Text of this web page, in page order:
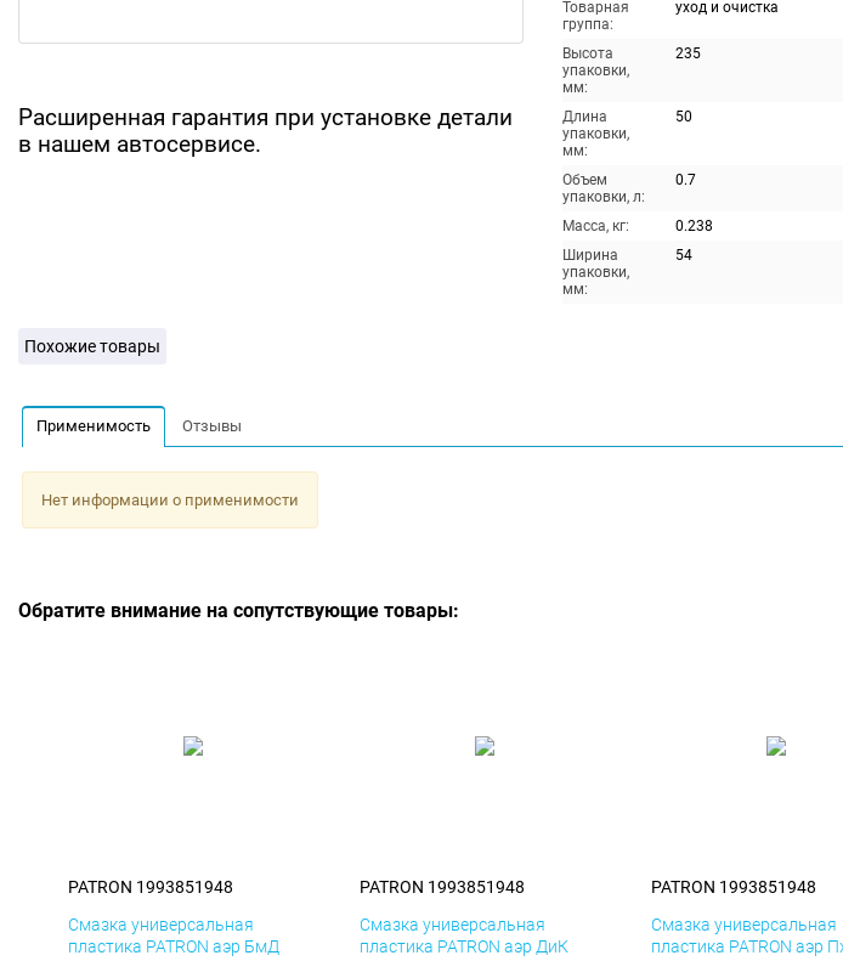
Расширенная гарантия при установке детали
в нашем автосервисе.
Товарная
группа:
уход и очистка
Высота
упаковки,
мм:
235
Длина
упаковки,
мм:
50
Объем
упаковки, л:
0.7
Масса, кг:
0.238
Ширина
упаковки,
мм:
54
Похожие товары
Применимость Отзывы
Нет информации о применимости
Обратите внимание на сопутствующие товары:
PATRON 1993851948
Смазка универсальная
пластика PATRON аэр БмД
PATRON 1993851948
Смазка универсальная
пластика PATRON аэр ДиК
PATRON 1993851948
Смазка универсальная
пластика PATRON аэр